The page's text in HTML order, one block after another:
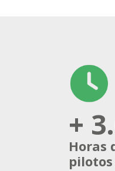
+
Horas
pilotos